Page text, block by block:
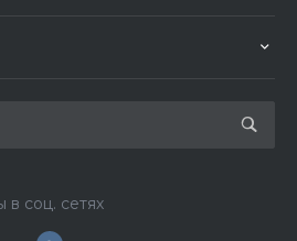
в соц. сетях